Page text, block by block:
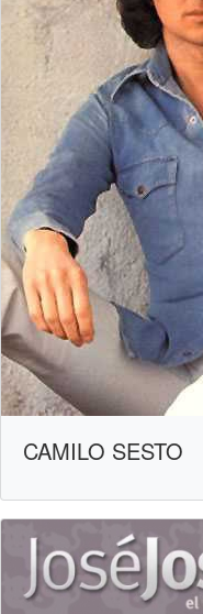
CAMILO SESTO